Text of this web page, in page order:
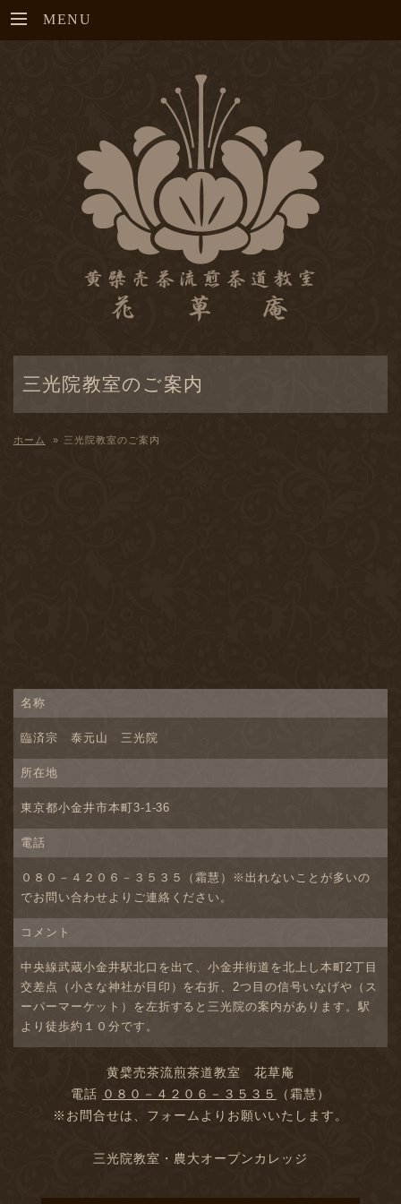
MENU
三光院教室のご案内
ホーム » 三光院教室のご案内
名称
臨済宗 泰元山 三光院
所在地
東京都小金井市本町3-1-36
電話
０８０－４２０６－３５３５（霜慧）※出れないことが多いの
でお問い合わせよりご連絡ください。
コメント
中央線武蔵小金井駅北口を出て、小金井街道を北上し本町2丁目
交差点（小さな神社が目印）を右折、2つ目の信号いなげや（ス
ーパーマーケット）を左折すると三光院の案内があります。駅
より徒歩約１０分です。
黄檗売茶流煎茶道教室 花草庵
電話 ０８０－４２０６－３５３５
（霜慧）
※お問合せは、フォームよりお願いいたします。
三光院教室・農大オープンカレッジ